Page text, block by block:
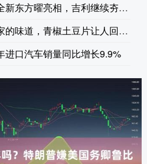
曜亮相，吉利继续夯实燃油车竞争力
，青椒土豆片让人回味_铁锅_边缘_
进口汽车销量同比增长9.9%